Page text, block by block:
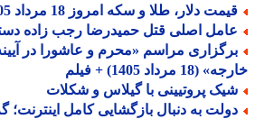
دلار، طلا و سکه امروز 18 مرداد 1405
اصلی قتل حمیدرضا رجب زاده
مراسم «محرم و عاشورا در آیینه
مرداد 1405) + فیلم
پروتیینی با گیلاس و شکلات
به دنبال بازگشایی کامل اینترنت؛